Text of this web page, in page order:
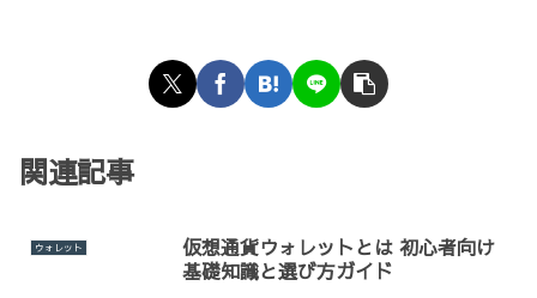
関連記事
ウォレット
仮想通貨ウォレットとは 初心者向け
基礎知識と選び方ガイド